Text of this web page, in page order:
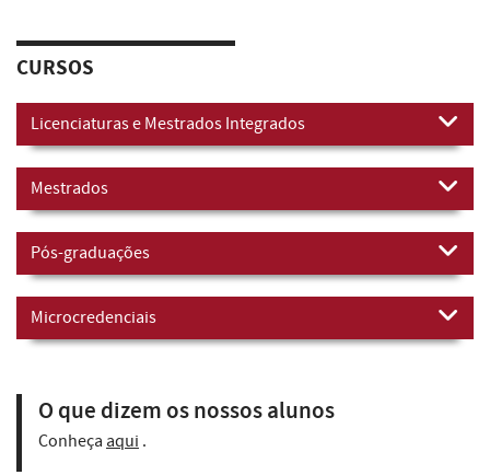
CURSOS
Licenciaturas e Mestrados Integrados
Mestrados
Pós-graduações
Microcredenciais
O que dizem os nossos alunos
Conheça aqui .